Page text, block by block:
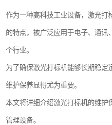
作为一种高科技工业设备，激光打
的特点，被广泛应用于电子、通讯
个行业。
为了确保激光打标机能够长期稳定
维护保养显得尤为重要。
本文将详细介绍激光打标机的维护
管理设备。